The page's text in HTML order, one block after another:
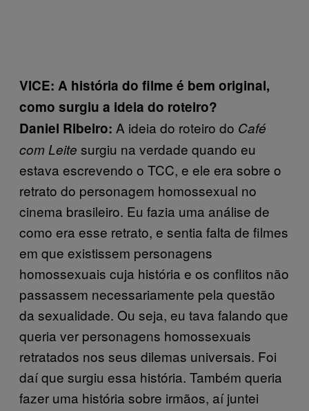
VICE: A história do filme é bem original,
como surgiu a ideia do roteiro?
Daniel Ribeiro: A ideia do roteiro do Café
com Leite surgiu na verdade quando eu
estava escrevendo o TCC, e ele era sobre o
retrato do personagem homossexual no
cinema brasileiro. Eu fazia uma análise de
como era esse retrato, e sentia falta de filmes
em que existissem personagens
homossexuais cuja história e os conflitos não
passassem necessariamente pela questão
da sexualidade. Ou seja, eu tava falando que
queria ver personagens homossexuais
retratados nos seus dilemas universais. Foi
daí que surgiu essa história. Também queria
fazer uma história sobre irmãos, aí juntei